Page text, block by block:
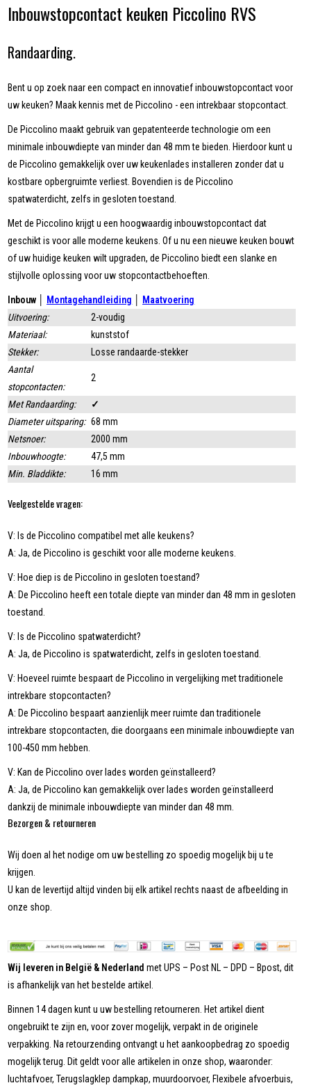
Inbouwstopcontact keuken Piccolino RVS
Randaarding.
Bent u op zoek naar een compact en innovatief inbouwstopcontact voor
uw keuken? Maak kennis met de Piccolino - een intrekbaar stopcontact.
De Piccolino maakt gebruik van gepatenteerde technologie om een
minimale inbouwdiepte van minder dan 48 mm te bieden. Hierdoor kunt u
de Piccolino gemakkelijk over uw keukenlades installeren zonder dat u
kostbare opbergruimte verliest. Bovendien is de Piccolino
spatwaterdicht, zelfs in gesloten toestand.
Met de Piccolino krijgt u een hoogwaardig inbouwstopcontact dat
geschikt is voor alle moderne keukens. Of u nu een nieuwe keuken bouwt
of uw huidige keuken wilt upgraden, de Piccolino biedt een slanke en
stijlvolle oplossing voor uw stopcontactbehoeften.
Inbouw │ Montagehandleiding
Maatvoering
Uitvoering:
2-voudig
Materiaal:
kunststof
Stekker:
Losse randaarde-stekker
Aantal
stopcontacten:
2
Met Randaarding:
✓
Diameter uitsparing: 68 mm
Netsnoer:
2000 mm
Inbouwhoogte:
47,5 mm
Min. Bladdikte:
16 mm
Veelgestelde vragen:
V: Is de Piccolino compatibel met alle keukens?
A: Ja, de Piccolino is geschikt voor alle moderne keukens.
V: Hoe diep is de Piccolino in gesloten toestand?
A: De Piccolino heeft een totale diepte van minder dan 48 mm in gesloten
toestand.
V: Is de Piccolino spatwaterdicht?
A: Ja, de Piccolino is spatwaterdicht, zelfs in gesloten toestand.
V: Hoeveel ruimte bespaart de Piccolino in vergelijking met traditionele
intrekbare stopcontacten?
A: De Piccolino bespaart aanzienlijk meer ruimte dan traditionele
intrekbare stopcontacten, die doorgaans een minimale inbouwdiepte van
100-450 mm hebben.
V: Kan de Piccolino over lades worden geïnstalleerd?
A: Ja, de Piccolino kan gemakkelijk over lades worden geïnstalleerd
dankzij de minimale inbouwdiepte van minder dan 48 mm.
Bezorgen & retourneren
Wij doen al het nodige om uw bestelling zo spoedig mogelijk bij u te
krijgen.
U kan de levertijd altijd vinden bij elk artikel rechts naast de afbeelding in
onze shop.
Wij leveren in België & Nederland met UPS – Post NL – DPD – Bpost, dit
is afhankelijk van het bestelde artikel.
Binnen 14 dagen kunt u uw bestelling retourneren. Het artikel dient
ongebruikt te zijn en, voor zover mogelijk, verpakt in de originele
verpakking. Na retourzending ontvangt u het aankoopbedrag zo spoedig
mogelijk terug. Dit geldt voor alle artikelen in onze shop, waaronder:
luchtafvoer, Terugslagklep dampkap, muurdoorvoer, Flexibele afvoerbuis,